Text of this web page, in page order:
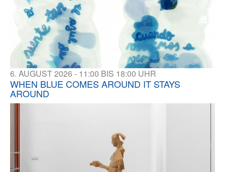
6. AUGUST 2026 - 11:00 BIS 18:00 UHR
WHEN BLUE COMES AROUND IT STAYS
AROUND